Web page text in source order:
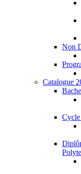
Non
Catalogue